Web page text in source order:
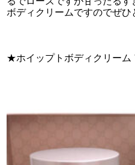
ボディクリームですのでぜひ
★ホイップトボディクリーム